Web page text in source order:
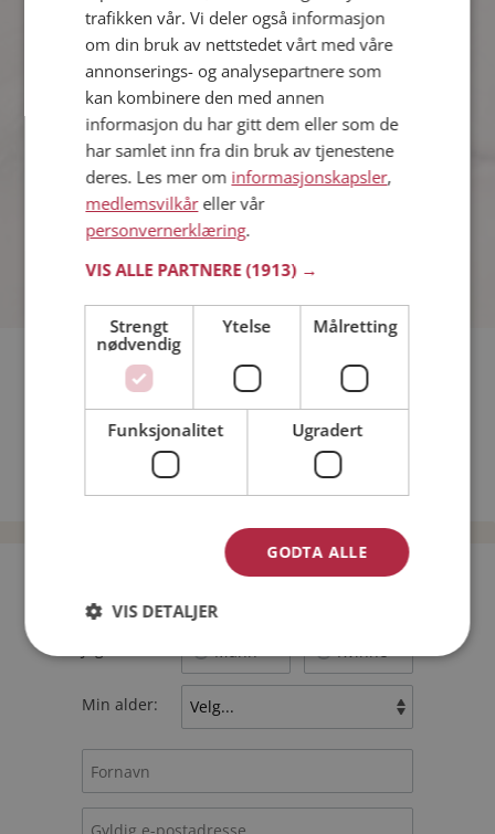
21% Ja
Antall stemmer: 3029
Hvor ofte ønsker du at din drømmepartner skal trene?
Hvilket språk er det mest sexy du vet?
Bli medlem gratis!
Mann Kvinne
Min alder:
trafikken vår. Vi deler også informasjon
om din bruk av nettstedet vårt med våre
annonserings- og analysepartnere som
kan kombinere den med annen
informasjon du har gitt dem eller som de
har samlet inn fra din bruk av tjenestene
deres. Les mer om informasjonskapsler,
medlemsvilkåreller vår
personvernerklæring.
VIS ALLE PARTNERE(1913) →
Strengt
nødvendig
Ytelse Målretting
Funksjonalitet Ugradert
GODTA ALLE
VIS DETALJER